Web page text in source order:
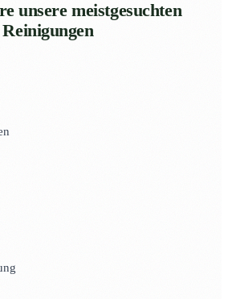
unsere meistgesuchten
Reinigungen